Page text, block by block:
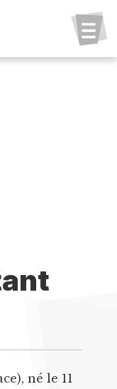
né le 11